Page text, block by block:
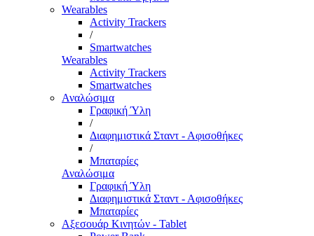
Wearables
Activity Trackers
/
Smartwatches
Wearables
Activity Trackers
Smartwatches
Αναλώσιμα
Γραφική Ύλη
/
Διαφημιστικά Σταντ - Αφισοθήκες
/
Μπαταρίες
Αναλώσιμα
Γραφική Ύλη
Διαφημιστικά Σταντ - Αφισοθήκες
Μπαταρίες
Αξεσουάρ Κινητών - Tablet